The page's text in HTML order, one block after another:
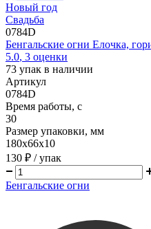
Новый год
Свадьба
0784D
Бенгальские огни Елочка,
5.0, 3 оценки
73 упак в наличии
Артикул
0784D
Время работы, с
30
Размер упаковки, мм
180х66х10
130 ₽ / упак
Бенгальские огни